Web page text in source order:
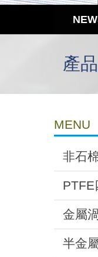
產
MENU
非石
PTFE
金屬
半金